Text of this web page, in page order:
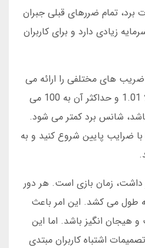
برد، تمام ضررهای قبلی جبران
زیادی دارد و برای کاربران
های مختلفی را ارائه می
دهد. حداقل ضریب معمولا 1.01 و حداکثر آن به 100 می
شانس برد کمتر می شود.
با ضرایب پایین شروع کنید و به
داشت، زمان بازی است. هر دور
حداکثر 10 ثانیه طول می کشد. این امر باعث
هیجان انگیز باشد. اما این
اشتباه کاربران مبتدی